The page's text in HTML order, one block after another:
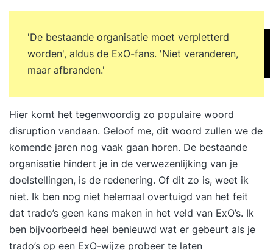
'De bestaande organisatie moet verpletterd
worden', aldus de ExO-fans. 'Niet veranderen,
maar afbranden.'
Hier komt het tegenwoordig zo populaire woord
disruption vandaan. Geloof me, dit woord zullen we de
komende jaren nog vaak gaan horen. De bestaande
organisatie hindert je in de verwezenlijking van je
doelstellingen, is de redenering. Of dit zo is, weet ik
niet. Ik ben nog niet helemaal overtuigd van het feit
dat trado’s geen kans maken in het veld van ExO’s. Ik
ben bijvoorbeeld heel benieuwd wat er gebeurt als je
trado’s op een ExO-wijze probeer te laten